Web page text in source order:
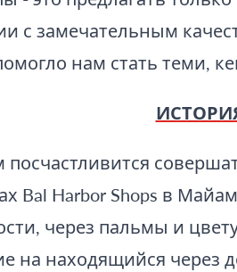
с замечательным
нам стать теми,
ИСТОРИЯ
посчастливится
Bal Harbor Shops в
через пальмы и
на находящийся через